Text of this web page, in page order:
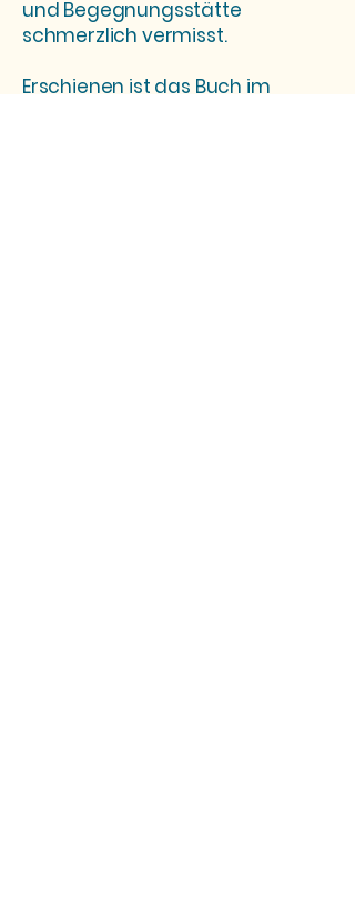
und Begegnungsstätte
schmerzlich vermisst.
Erschienen ist das Buch im